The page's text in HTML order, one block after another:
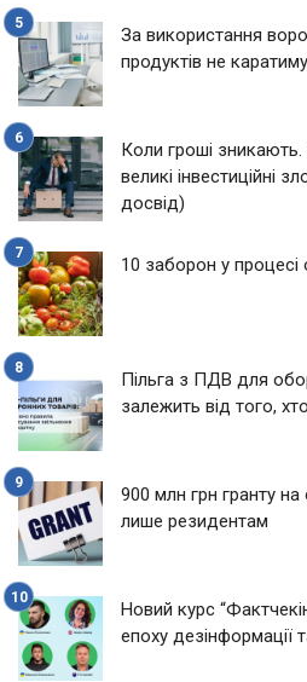
За використання
продуктів не
Коли гроші
великі інвестиційні
досвід)
10 заборон у процесі
Пільга з ПДВ для
залежить від того,
900 млн грн гранту
лише резидентам
Новий курс
епоху дезінформації